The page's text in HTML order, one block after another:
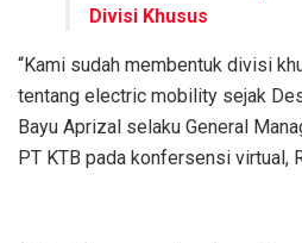
Divisi Khusus
“Kami sudah membentuk divisi
tentang electric mobility sejak
Bayu Aprizal selaku General
PT KTB pada konfersensi virtual,